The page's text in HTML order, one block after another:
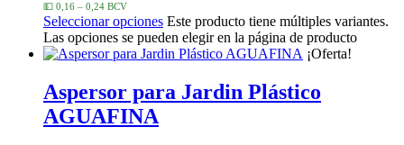
💵 0,16 – 0,24 BCV
Seleccionar opciones Este producto tiene múltiples variantes.
Las opciones se pueden elegir en la página de producto
¡Oferta!
Aspersor para Jardin Plástico
AGUAFINA